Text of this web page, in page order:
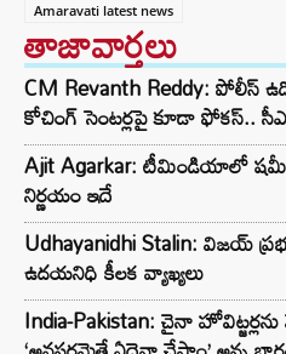
Amaravati latest news
తాజావార్తలు
CM Revanth Reddy: పోలీస్
కోచింగ్ సెంటర్లపై కూడా ఫోకస్..
Ajit Agarkar: టీమిండియాలో షమీ
నిర్ణయం ఇదే
Udhayanidhi Stalin: విజయ్
ఉదయనిధి కీలక వ్యాఖ్యలు
India-Pakistan: చైనా